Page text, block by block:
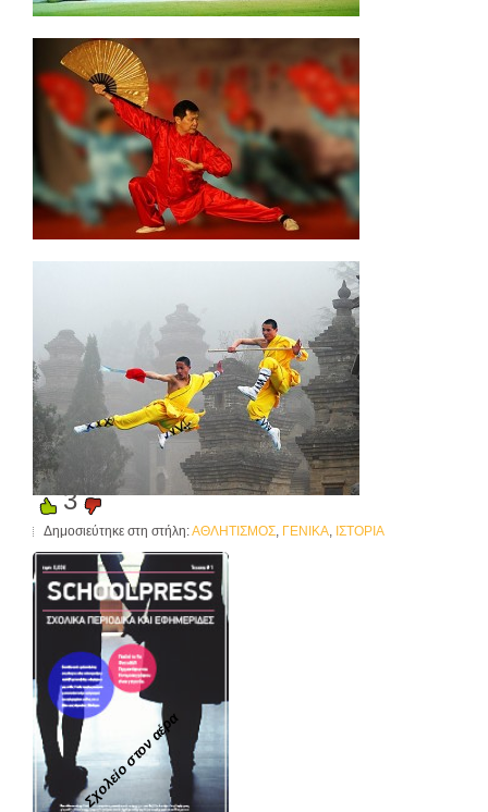
3
Δημοσιεύτηκε στη στήλη:ΑΘΛΗΤΙΣΜΟΣ, ΓΕΝΙΚΑ, ΙΣΤΟΡΙΑ
Σχολείο στον αέρα